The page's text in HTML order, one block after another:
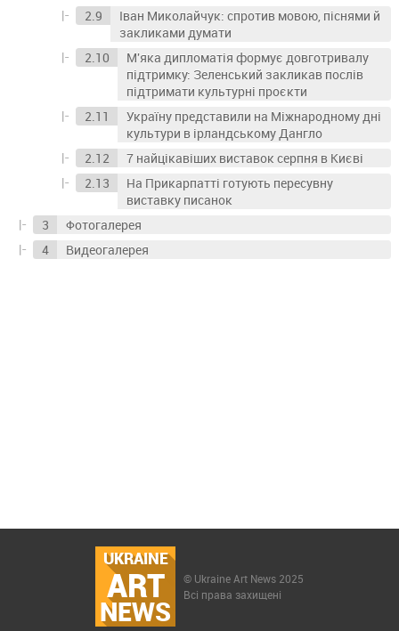
Іван Миколайчук: спротив мовою, піснями й
закликами думати
М'яка дипломатія формує довготривалу
підтримку: Зеленський закликав послів
підтримати культурні проєкти
Україну представили на Міжнародному дні
культури в ірландському Дангло
7 найцікавіших виставок серпня в Києві
На Прикарпатті готують пересувну
виставку писанок
Фотогалерея
Видеогалерея
UKRAINE
ART
NEWS
© Ukraine Art News 2025
Всі права захищені